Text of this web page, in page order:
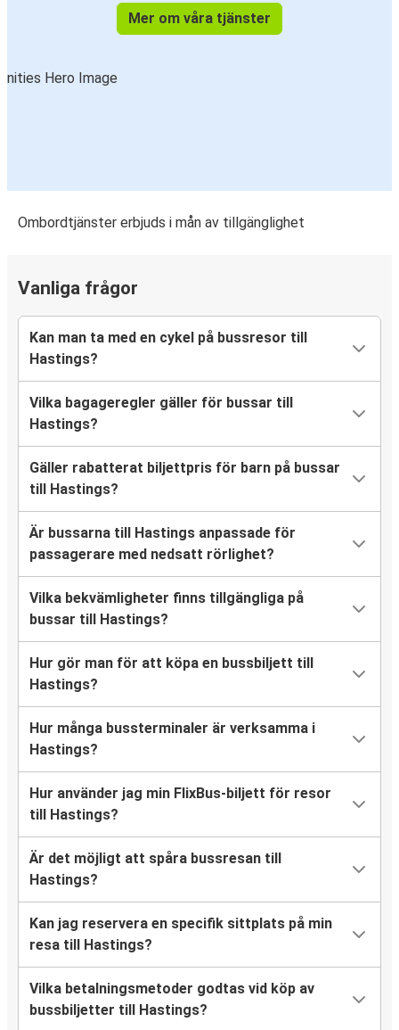
Mer om våra tjänster
Ombordtjänster erbjuds i mån av tillgänglighet
Vanliga frågor
Kan man ta med en cykel på bussresor till
Hastings?
Vilka bagageregler gäller för bussar till
Hastings?
Gäller rabatterat biljettpris för barn på bussar
till Hastings?
Är bussarna till Hastings anpassade för
passagerare med nedsatt rörlighet?
Vilka bekvämligheter finns tillgängliga på
bussar till Hastings?
Hur gör man för att köpa en bussbiljett till
Hastings?
Hur många bussterminaler är verksamma i
Hastings?
Hur använder jag min FlixBus-biljett för resor
till Hastings?
Är det möjligt att spåra bussresan till
Hastings?
Kan jag reservera en specifik sittplats på min
resa till Hastings?
Vilka betalningsmetoder godtas vid köp av
bussbiljetter till Hastings?